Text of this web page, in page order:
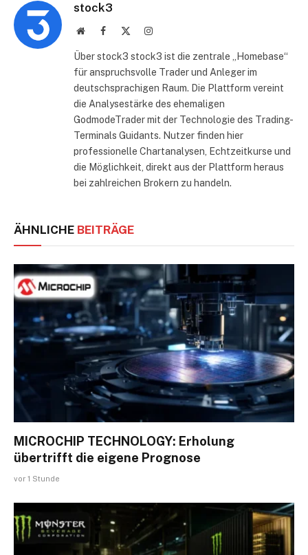
stock3
WebsiteFacebook Instagram
Über stock3 stock3 ist die zentrale „Homebase“
für anspruchsvolle Trader und Anleger im
deutschsprachigen Raum. Die Plattform vereint
die Analysestärke des ehemaligen
GodmodeTrader mit der Technologie des Trading-
Terminals Guidants. Nutzer finden hier
professionelle Chartanalysen, Echtzeitkurse und
die Möglichkeit, direkt aus der Plattform heraus
bei zahlreichen Brokern zu handeln.
ÄHNLICHE BEITRÄGE
MICROCHIP TECHNOLOGY: Erholung
übertrifft die eigene Prognose
vor 1 Stunde